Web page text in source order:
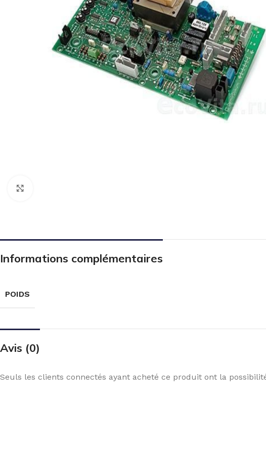
Informations complémentaires
POIDS
Avis (0)
Seuls les clients connectés ayant acheté ce produit ont la